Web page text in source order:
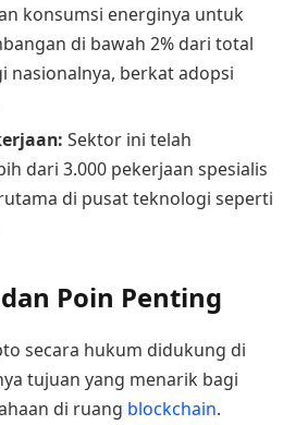
konsumsi energinya untuk
di bawah 2% dari total
nasionalnya, berkat adopsi
Sektor ini telah
dari 3.000 pekerjaan spesialis
di pusat teknologi seperti
Poin Penting
secara hukum didukung di
tujuan yang menarik bagi
di ruang blockchain.